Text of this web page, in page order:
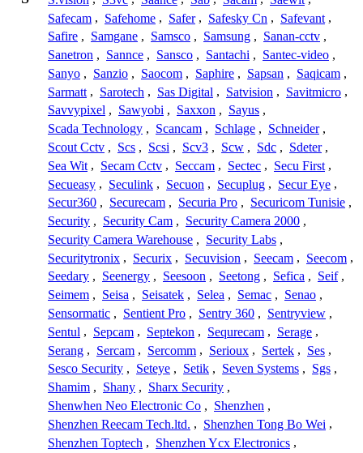
Safecam , Safehome , Safer , Safesky Cn , Safevant ,
Safire , Samgane , Samsco , Samsung , Sanan-cctv ,
Sanetron , Sannce , Sansco , Santachi , Santec-video ,
Sanyo , Sanzio , Saocom , Saphire , Sapsan , Saqicam ,
Sarmatt , Sarotech , Sas Digital , Satvision , Savitmicro ,
Savvypixel , Sawyobi , Saxxon , Sayus ,
Scada Technology , Scancam , Schlage , Schneider ,
Scout Cctv , Scs , Scsi , Scv3 , Scw , Sdc , Sdeter ,
Sea Wit , Secam Cctv , Seccam , Sectec , Secu First ,
Secueasy , Seculink , Secuon , Secuplug , Secur Eye ,
Secur360 , Securecam , Securia Pro , Securicom Tunisie ,
Security , Security Cam , Security Camera 2000 ,
Security Camera Warehouse , Security Labs ,
Securitytronix , Securix , Secuvision , Seecam , Seecom ,
Seedary , Seenergy , Seesoon , Seetong , Sefica , Seif ,
Seimem , Seisa , Seisatek , Selea , Semac , Senao ,
Sensormatic , Sentient Pro , Sentry 360 , Sentryview ,
Sentul , Sepcam , Septekon , Sequrecam , Serage ,
Serang , Sercam , Sercomm , Serioux , Sertek , Ses ,
Sesco Security , Seteye , Setik , Seven Systems , Sgs ,
Shamim , Shany , Sharx Security ,
Shenwhen Neo Electronic Co , Shenzhen ,
Shenzhen Reecam Tech.ltd. , Shenzhen Tong Bo Wei ,
Shenzhen Toptech , Shenzhen Ycx Electronics ,